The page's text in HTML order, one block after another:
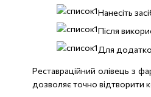
Нанесіть
Після
Для
Реставраційний олівець з
дозволяє точно відтворити